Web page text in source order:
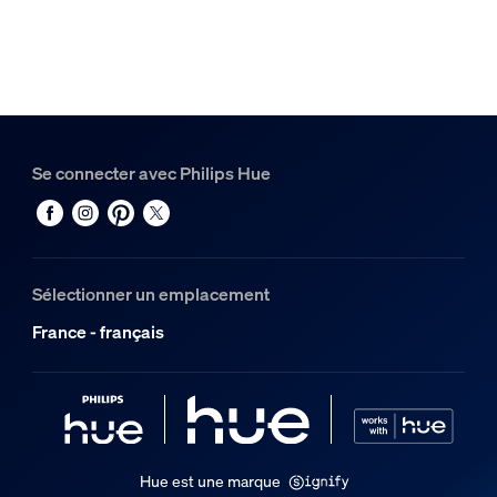
Salle de bain
Style
Moderne
Type
Plafonniers
Dimensions et poids de l’emballage
Code barre produit
8718696176542
Se connecter avec Philips Hue
Sélectionner un emplacement
France - français
Hue est une marque